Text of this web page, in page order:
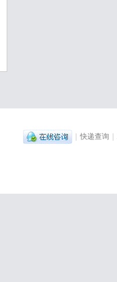
| 快递查询 |